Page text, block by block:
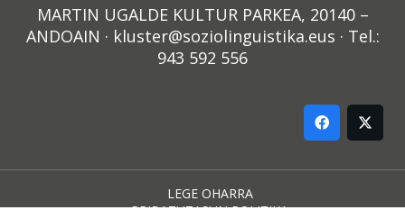
MARTIN UGALDE KULTUR PARKEA, 20140 –
ANDOAIN · kluster@soziolinguistika.eus · Tel.:
943 592 556
LEGE OHARRA